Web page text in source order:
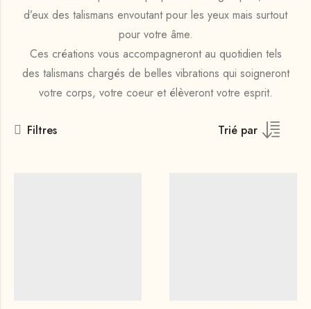
d’eux des talismans envoutantpour les yeux mais surtout
pour votre âme.
Ces créations vous accompagneront au quotidien tels
des talismans chargés de belles vibrations qui soigneront
votre corps, votre coeur et élèveront votre esprit.
Filtres Trié par